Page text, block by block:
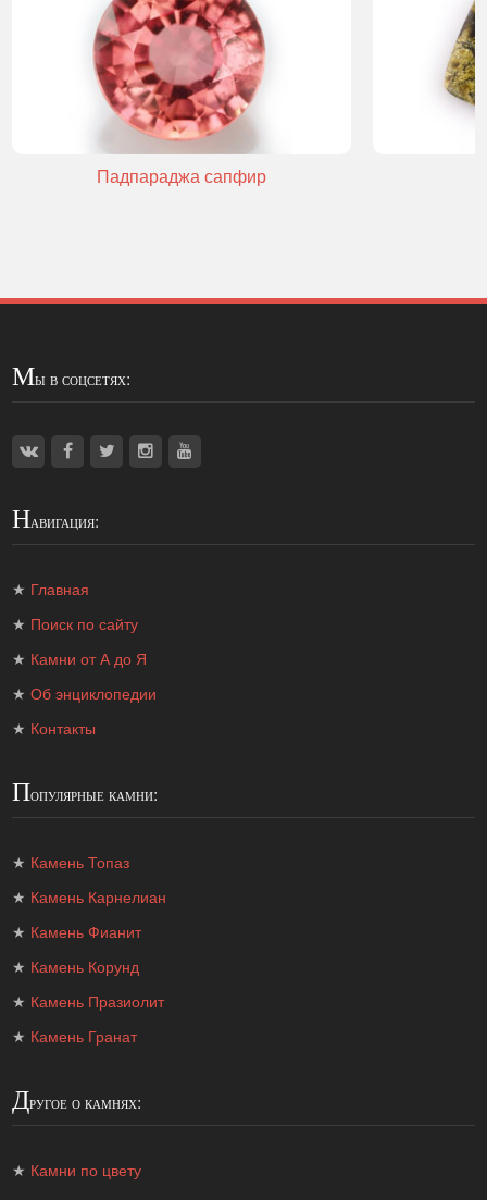
Падпараджа сапфир
Мы в соцсетях:
Навигация:
★ Главная
★ Поиск по сайту
★ Камни от А до Я
★Об энциклопедии
★ Контакты
Популярные камни:
★ Камень Топаз
★ Камень Карнелиан
★ Камень Фианит
★ Камень Корунд
★ Камень Празиолит
★ Камень Гранат
Другое о камнях:
★ Камни по цвету